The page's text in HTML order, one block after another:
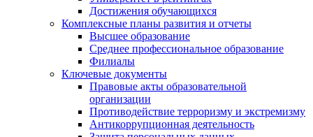
Достижения обучающихся
Комплексные планы развития и отчеты
Высшее образование
Среднее профессиональное образование
Филиалы
Ключевые документы
Правовые акты образовательной
организации
Противодействие терроризму и экстремизму
Антикоррупционная деятельность